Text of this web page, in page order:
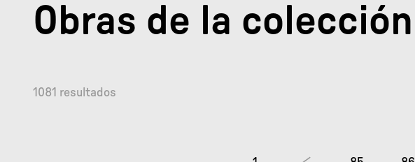
Obras de la colección
1081 resultados